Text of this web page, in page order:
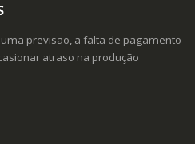
previsão, a falta de pagamento
atraso na produção